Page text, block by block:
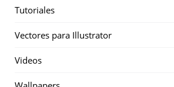
Tutoriales
Vectores para Illustrator
Videos